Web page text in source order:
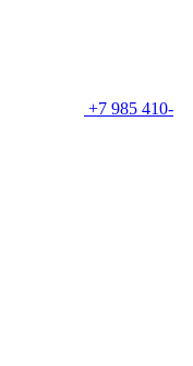
+7 985 410-